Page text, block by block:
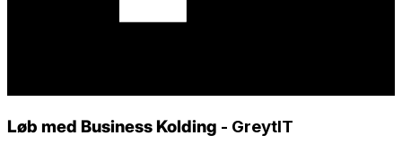
Løb med Business Kolding - GreytIT